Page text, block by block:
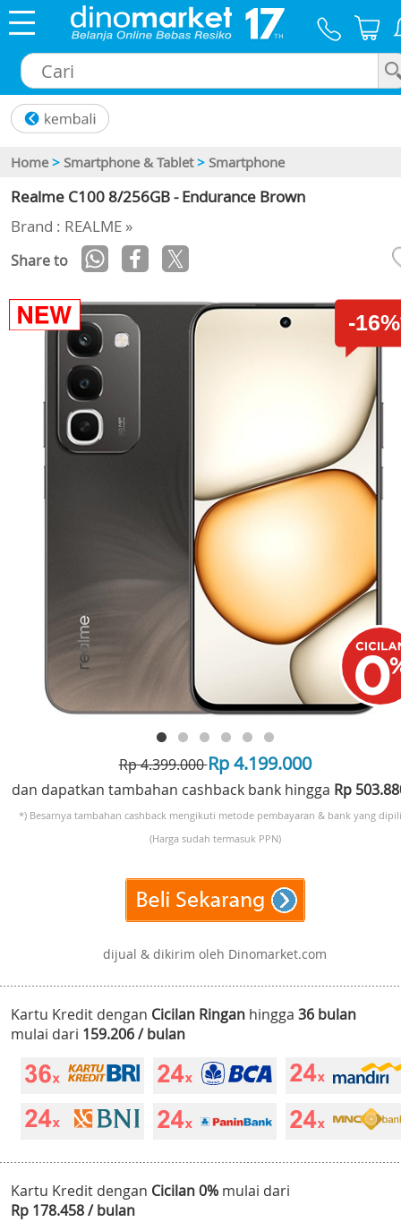
Home > Smartphone & Tablet > Smartphone
Realme C100 8/256GB - Endurance Brown
Brand : REALME »
Share to
-
Rp 4.399.000Rp 4.199.000
dan dapatkan tambahan cashback bank hingga Rp
*) Besarnya tambahan cashback mengikuti metode pembayaran & bank yang
(Harga sudah termasuk PPN)
dijual & dikirim oleh Dinomarket.com
Kartu Kredit dengan Cicilan Ringan hingga 36 bulan
mulai dari 159.206 / bulan
Kartu Kredit dengan Cicilan 0% mulai dari
Rp 178.458 / bulan